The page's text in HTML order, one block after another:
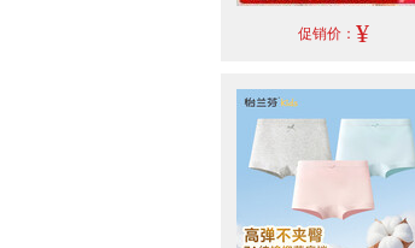
促销价： ¥